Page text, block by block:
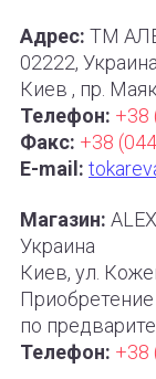
Адрес: ТМ
02222, Украина
Киев , пр.
Телефон: +38
Факс: +38
E-mail:
Магазин:
Украина
Киев, ул.
по
Телефон: +38